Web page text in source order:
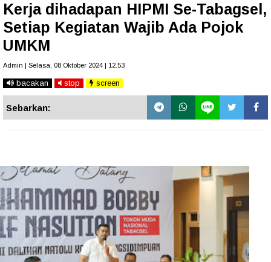
Kerja dihadapan HIPMI Se-Tabagsel,
Setiap Kegiatan Wajib Ada Pojok
UMKM
Admin | Selasa, 08 Oktober 2024 | 12.53
bacakan stop screen
Sebarkan: